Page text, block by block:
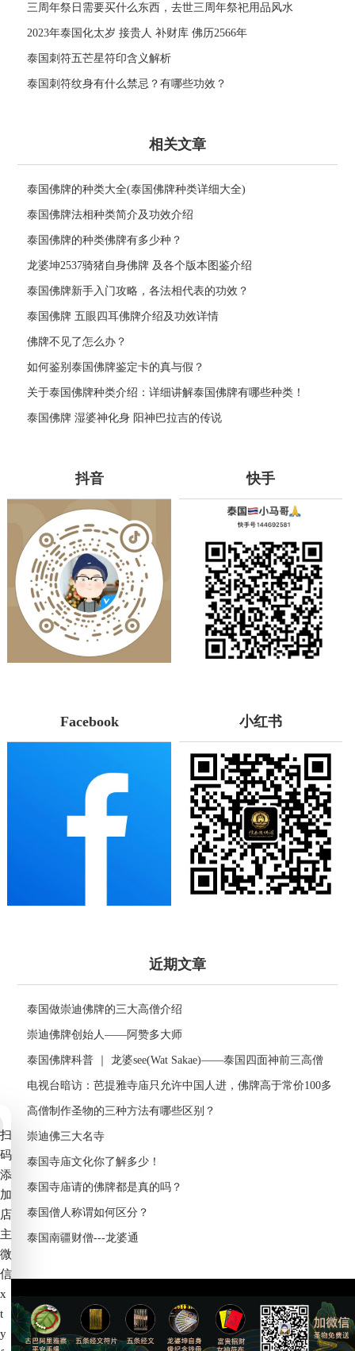
2566年
三周年祭日需要买什么东西，去世三周年祭祀用品风水
2023年泰国化太岁 接贵人 补财库 佛历2566年
泰国刺符五芒星符印含义解析
泰国刺符纹身有什么禁忌？有哪些功效？
相关文章
泰国佛牌的种类大全(泰国佛牌种类详细大全)
泰国佛牌法相种类简介及功效介绍
泰国佛牌的种类佛牌有多少种？
龙婆坤2537骑猪自身佛牌 及各个版本图鉴介绍
泰国佛牌新手入门攻略，各法相代表的功效？
泰国佛牌 五眼四耳佛牌介绍及功效详情
佛牌不见了怎么办？
如何鉴别泰国佛牌鉴定卡的真与假？
关于泰国佛牌种类介绍：详细讲解泰国佛牌有哪些种类！
泰国佛牌 湿婆神化身 阳神巴拉吉的传说
抖音 快手
Facebook 小红书
近期文章
泰国做崇迪佛牌的三大高僧介绍
崇迪佛牌创始人——阿赞多大师
泰国佛牌科普 ｜ 龙婆see(Wat Sakae)——泰国四面神前三高僧
电视台暗访：芭提雅寺庙只允许中国人进，佛牌高于常价100多
倍！
高僧制作圣物的三种方法有哪些区别？
崇迪佛三大名寺
泰国寺庙文化你了解多少！
泰国寺庙请的佛牌都是真的吗？
泰国僧人称谓如何区分？
泰国南疆财僧---龙婆通
备案号：赣ICP备2022006539号-4
扫
码
添
加
店
主
微
信
x
t
y